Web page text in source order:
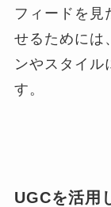
フィードを見
せるためには
ンやスタイル
す。
UGCを活用